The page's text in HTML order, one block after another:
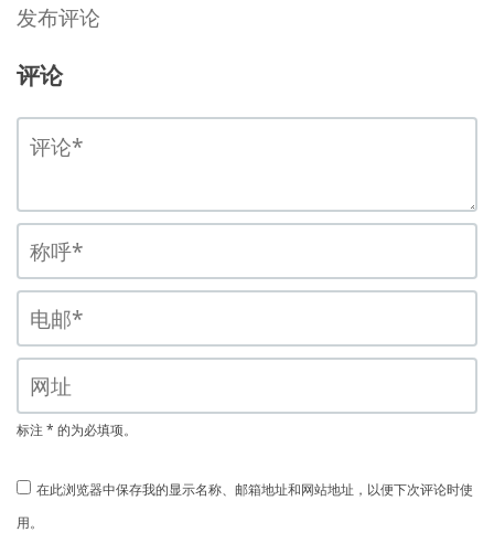
发布评论
评论
标注 * 的为必填项。
在此浏览器中保存我的显示名称、邮箱地址和网站地址，以便下次评论时使
用。